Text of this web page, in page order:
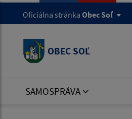
Oficiálna stránka Obec Soľ
OBEC SOĽ
SAMOSPRÁVA